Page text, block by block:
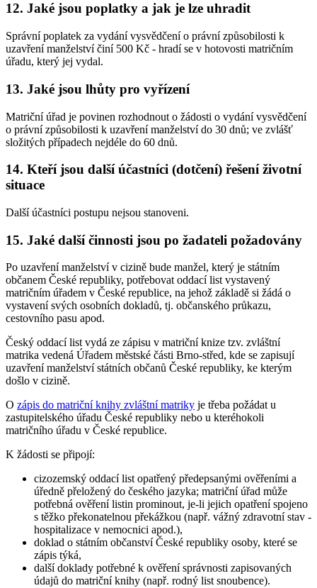
12. Jaké jsou poplatky a jak je lze uhradit
Správní poplatek za vydání vysvědčení o právní způsobilosti k
uzavření manželství činí 500 Kč - hradí se v hotovosti matričním
úřadu, který jej vydal.
13. Jaké jsou lhůty pro vyřízení
Matriční úřad je povinen rozhodnout o žádosti o vydání vysvědčení
o právní způsobilosti k uzavření manželství do 30 dnů; ve zvlášť
složitých případech nejdéle do 60 dnů.
14. Kteří jsou další účastníci (dotčení) řešení životní
situace
Další účastníci postupu nejsou stanoveni.
15. Jaké další činnosti jsou po žadateli požadovány
Po uzavření manželství v cizině bude manžel, který je státním
občanem České republiky, potřebovat oddací list vystavený
matričním úřadem v České republice, na jehož základě si žádá o
vystavení svých osobních dokladů, tj. občanského průkazu,
cestovního pasu apod.
Český oddací list vydá ze zápisu v matriční knize tzv. zvláštní
matrika vedená Úřadem městské části Brno-střed, kde se zapisují
uzavření manželství státních občanů České republiky, ke kterým
došlo v cizině.
O zápis do matriční knihy zvláštní matriky je třeba požádat u
zastupitelského úřadu České republiky nebo u kteréhokoli
matričního úřadu v České republice.
K žádosti se připojí:
cizozemský oddací list opatřený předepsanými ověřeními a
úředně přeložený do českého jazyka; matriční úřad může
potřebná ověření listin prominout, je-li jejich opatření spojeno
s těžko překonatelnou překážkou (např. vážný zdravotní stav -
hospitalizace v nemocnici apod.),
doklad o státním občanství České republiky osoby, které se
zápis týká,
další doklady potřebné k ověření správnosti zapisovaných
údajů do matriční knihy (např. rodný list snoubence).